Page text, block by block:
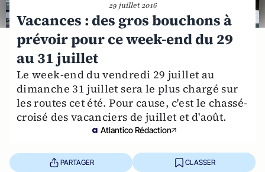
29 juillet 2016
Vacances : des gros bouchons à
prévoir pour ce week-end du 29
au 31 juillet
Le week-end du vendredi 29 juillet au
dimanche 31 juillet sera le plus chargé sur
les routes cet été. Pour cause, c'est le chassé-
croisé des vacanciers de juillet et d'août.
Atlantico Rédaction
PARTAGER CLASSER